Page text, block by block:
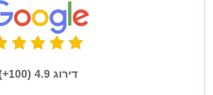
דירוג 4.9 (100+)